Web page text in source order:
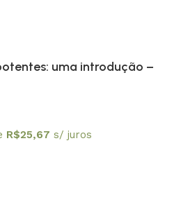
uma introdução –
R$25,67 s/ juros